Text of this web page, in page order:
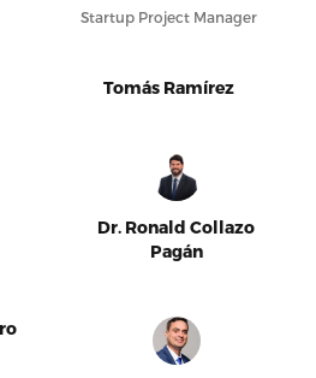
Startup Project Manager
Tomás Ramírez
Dr. Ronald Collazo
Pagán